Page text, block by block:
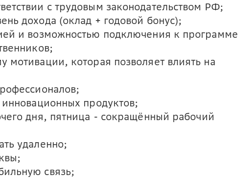
с трудовым законодательством РФ;
дохода (оклад + годовой бонус);
и возможностью подключения к программе
мотивации, которая позволяет влиять на
продуктов;
дня, пятница - сокращённый рабочий
удаленно;
связь;